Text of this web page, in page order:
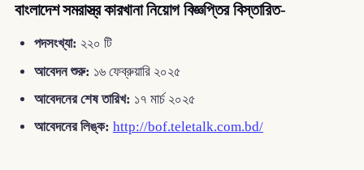
বাংলাদেশ সমরাস্ত্র কারখানা নিয়োগ বিজ্ঞপ্তির বিস্তারিত-
পদসংখ্যা: ২২০ টি
আবেদন শুরু: ১৬ ফেব্রুয়ারি ২০২৫
আবেদনের শেষ তারিখ: ১৭ মার্চ ২০২৫
আবেদনের লিঙ্ক: http://bof.teletalk.com.bd/